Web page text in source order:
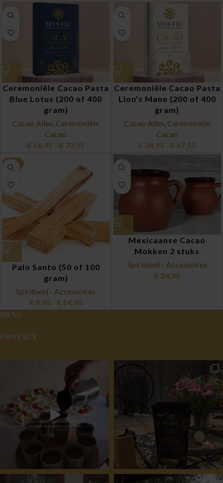
Ceremoniële Cacao Pasta
Blue Lotus (200 of 400
gram)
Cacao Alles Ceremoniële
Cacao
€ 56,95 - € 70,95
Ceremoniële Cacao Pasta
Lion’s Mane (200 of 400
gram)
Cacao Alles Ceremoniële
Cacao
€ 34,95 - € 57,50
-12%
Palo Santo (50 of 100
gram)
Spiritueel - Accessoires
€ 9,95 - € 14,95
Mexicaanse Cacao
Mokken 2 stuks
Spiritueel - Accessoires
€ 24,95
MENU
CONTACT